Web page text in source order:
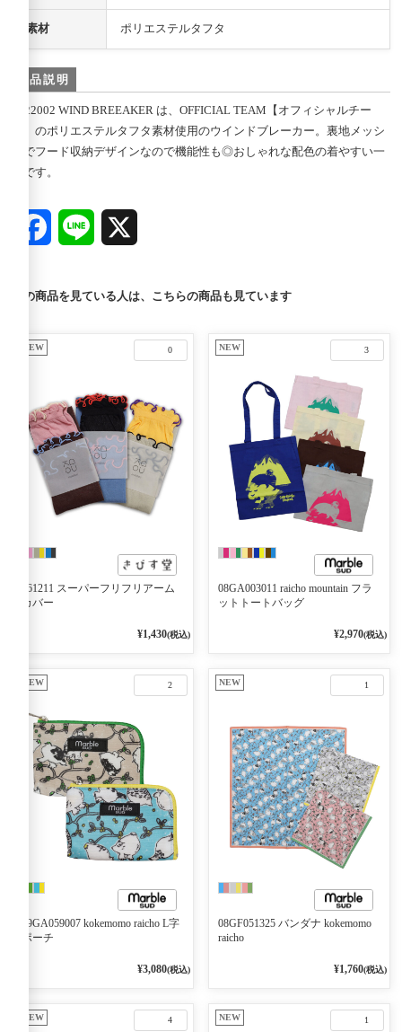
素材 ポリエステルタフタ
商品説明
1122002 WIND BREEAKER は、OFFICIAL TEAM【オフィシャルチー
ム】のポリエステルタフタ素材使用のウインドブレーカー。裏地メッシ
ュでフード収納デザインなので機能性も◎おしゃれな配色の着やすい一
着です。
FacebookLine
この商品を見ている人は、こちらの商品も見ています
0
NEW
k61211 スーパーフリフリアーム
カバー
¥1,430(税込)
3
NEW
08GA003011 raicho mountain フラ
ットトートバッグ
¥2,970(税込)
2
NEW
09GA059007 kokemomo raicho L字
ポーチ
¥3,080(税込)
1
NEW
08GF051325 バンダナ kokemomo
raicho
¥1,760(税込)
4
NEW 1
NEW